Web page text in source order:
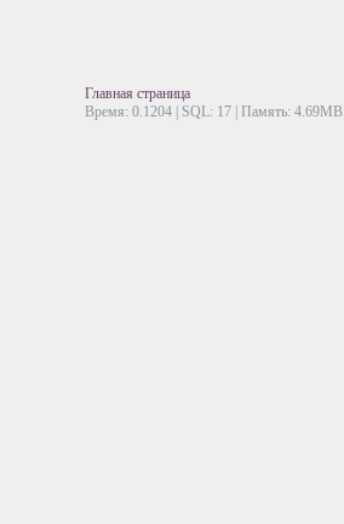
Главная страница
Время: 0.1204 | SQL: 17 | Память: 4.69MB